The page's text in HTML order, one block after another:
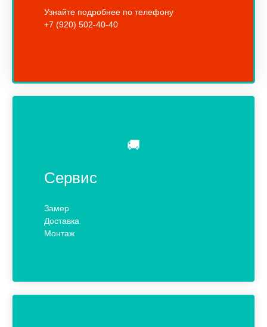
Узнайте подробнее по телефону
+7 (920) 502-40-40
🚚
Сервис
Замер
Доставка
Монтаж